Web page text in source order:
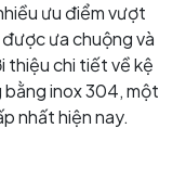
ưu điểm vượt
ưa chuộng và
thiệu chi tiết về kệ
bằng inox 304, một
nhất hiện nay.